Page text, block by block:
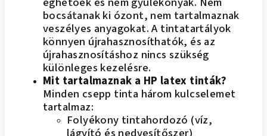
bocsátanak ki ózont, nem tartalmaznak
veszélyes anyagokat. A tintatartályok
könnyen újrahasznosíthatók, és az
újrahasznosításhoz nincs szükség
különleges kezelésre.
Mit tartalmaznak a HP latex tinták?
Minden csepp tinta három kulcselemet
tartalmaz:
Folyékony tintahordozó (víz,